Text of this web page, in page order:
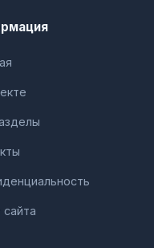
сайта